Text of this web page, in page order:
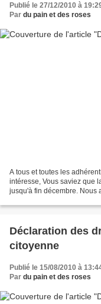
Publié le 27/12/2010 à
Par du pain et des roses
A tous et toutes les
intéresse, Vous saviez que
jusqu'à fin décembre. Nous
Déclaration des
citoyenne
Publié le 15/08/2010 à
Par du pain et des roses